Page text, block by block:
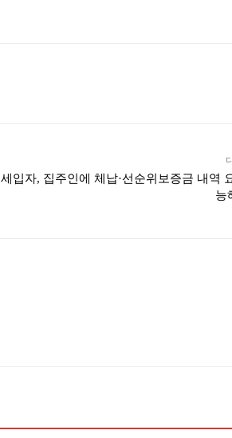
세입자, 집주인에 체납·선순위보증금 내역
능